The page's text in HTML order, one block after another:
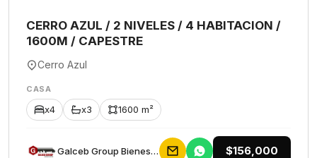
CERRO AZUL / 2 NIVELES / 4 HABITACION /
1600M / CAPESTRE
Cerro Azul
CASA
x4 x3 1600 m²
Galceb Group Bienes Raices $156,000